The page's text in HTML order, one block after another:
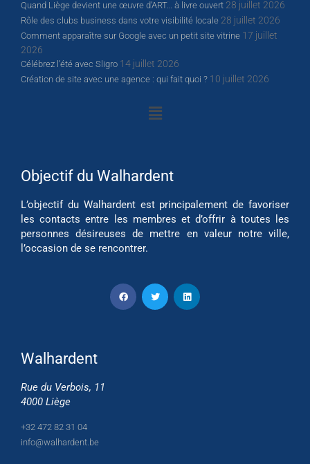
Quand Liège devient une œuvre d’ART… à livre ouvert 28 juillet 2026
Rôle des clubs business dans votre visibilité locale 28 juillet 2026
Comment apparaître sur Google avec un petit site vitrine 17 juillet
2026
Célébrez l’été avec Sligro 14 juillet 2026
Création de site avec une agence : qui fait quoi ? 10 juillet 2026
Objectif du Walhardent
L’objectif du Walhardent est principalement de favoriser
les contacts entre les membres et d’offrir à toutes les
personnes désireuses de mettre en valeur notre ville,
l’occasion de se rencontrer.
Walhardent
Rue du Verbois, 11
4000 Liège
+32 472 82 31 04
info@walhardent.be